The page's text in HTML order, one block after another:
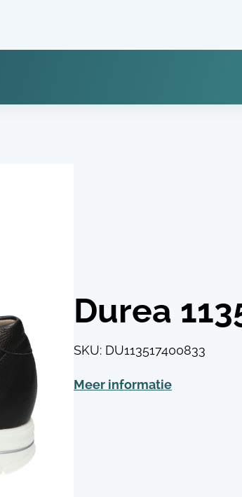
Durea
SKU: DU113517400833
Meer informatie